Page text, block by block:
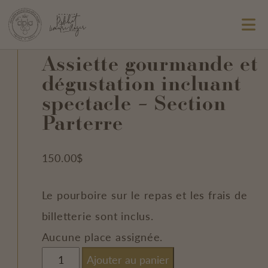
Assiette gourmande et
dégustation incluant
spectacle – Section
Parterre
150.00$
Le pourboire sur le repas et les frais de
billetterie sont inclus.
Aucune place assignée.
quantité
Ajouter au panier